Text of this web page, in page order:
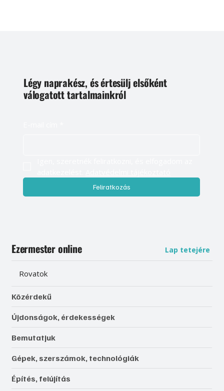
Légy naprakész, és értesülj elsőként
válogatott tartalmainkról
Feliratkozás
Ezermester online Lap tetejére
Rovatok
Közérdekű
Újdonságok, érdekességek
Bemutatjuk
Gépek, szerszámok, technológiák
Építés, felújítás